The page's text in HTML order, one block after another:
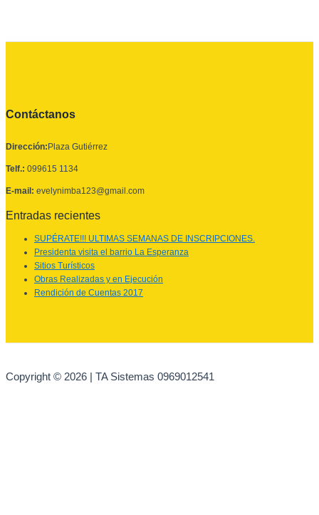
Contáctanos
Dirección: Plaza Gutiérrez
Telf.: 099615 1134
E-mail: evelynimba123@gmail.com
Entradas recientes
SUPÉRATE!!! ULTIMAS SEMANAS DE INSCRIPCIONES.
Presidenta visita el barrio La Esperanza
Sitios Turísticos
Obras Realizadas y en Ejecución
Rendición de Cuentas 2017
Copyright © 2026 | TA Sistemas 0969012541